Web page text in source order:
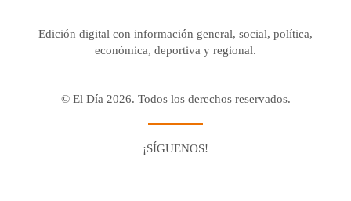
Edición digital con información general, social, política,
económica, deportiva y regional.
© El Día 2026. Todos los derechos reservados.
¡SÍGUENOS!